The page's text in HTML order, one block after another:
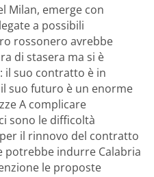
Milan, emerge con
a possibili
rossonero avrebbe
di stasera ma si è
il suo contratto è in
suo futuro è un enorme
A complicare
sono le difficoltà
il rinnovo del contratto
potrebbe indurre Calabria
le proposte